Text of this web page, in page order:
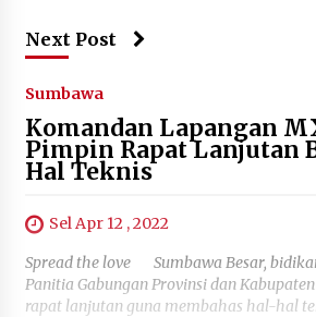
Next Post
Sumbawa
Komandan Lapangan
Pimpin Rapat Lanjutan
Hal Teknis
Sel Apr 12 , 2022
Spread the love Sumbawa Besar,
Panitia Gabungan Provinsi dan
rapat lanjutan guna membahas hal-hal